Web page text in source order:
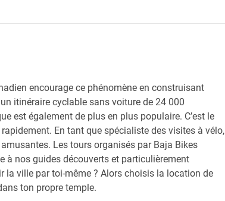
encourage ce phénomène en construisant
itinéraire cyclable sans voiture de 24 000
est également de plus en plus populaire. C’est le
En tant que spécialiste des visites à vélo,
Les tours organisés par Baja Bikes
à nos guides découverts et particulièrement
la ville par toi-même ? Alors choisis la location de
ton propre temple.